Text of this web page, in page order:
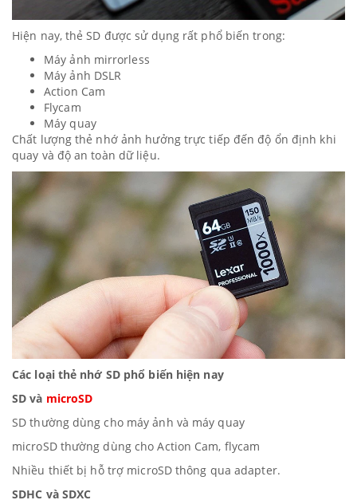
Hiện nay, thẻ SD được sử dụng rất phổ biến trong:
Máy ảnh mirrorless
Máy ảnh DSLR
Action Cam
Flycam
Máy quay
Chất lượng thẻ nhớ ảnh hưởng trực tiếp đến độ ổn định khi
quay và độ an toàn dữ liệu.
Các loại thẻ nhớ SD phổ biến hiện nay
SD và microSD
SD thường dùng cho máy ảnh và máy quay
microSD thường dùng cho Action Cam, flycam
Nhiều thiết bị hỗ trợ microSD thông qua adapter.
SDHC và SDXC